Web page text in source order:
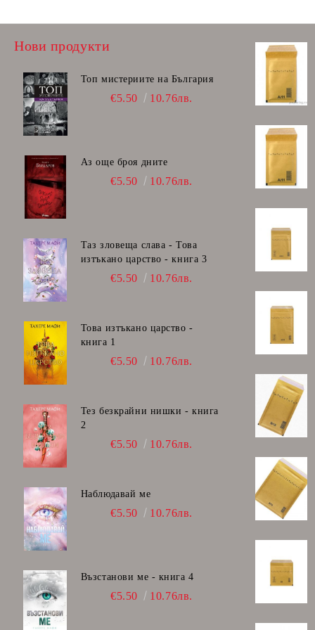
Нови продукти
Топ мистериите на България
€5.50 10.76лв.
Аз още броя дните
€5.50 10.76лв.
Таз зловеща слава - Това
изтъкано царство - книга 3
€5.50 10.76лв.
Това изтъкано царство -
книга 1
€5.50 10.76лв.
Тез безкрайни нишки - книга
2
€5.50 10.76лв.
Наблюдавай ме
€5.50 10.76лв.
Възстанови ме - книга 4
€5.50 10.76лв.